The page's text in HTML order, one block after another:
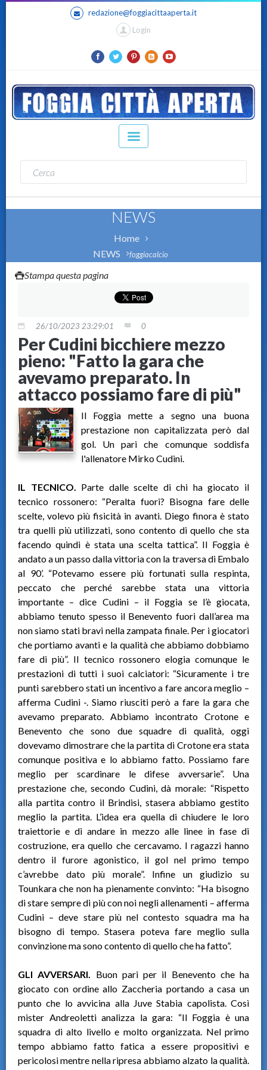
redazione@foggiacittaaperta.it
Login
NEWS
Home
NEWS
foggiacalcio
Stampa questa pagina
26/10/2023 23:29:01 0
Per Cudini bicchiere mezzo
pieno: "Fatto la gara che
avevamo preparato. In
attacco possiamo fare di più"
Il Foggia mette a segno una buona
prestazione non capitalizzata però dal
gol. Un pari che comunque soddisfa
l'allenatore Mirko Cudini.
IL TECNICO. Parte dalle scelte di chi ha giocato il
tecnico rossonero: “Peralta fuori? Bisogna fare delle
scelte, volevo più fisicità in avanti. Diego finora è stato
tra quelli più utilizzati, sono contento di quello che sta
facendo quindi è stata una scelta tattica”. Il Foggia è
andato a un passo dalla vittoria con la traversa di Embalo
al 90’. “Potevamo essere più fortunati sulla respinta,
peccato che perché sarebbe stata una vittoria
importante – dice Cudini – il Foggia se l’è giocata,
abbiamo tenuto spesso il Benevento fuori dall’area ma
non siamo stati bravi nella zampata finale. Per i giocatori
che portiamo avanti e la qualità che abbiamo dobbiamo
fare di più”. Il tecnico rossonero elogia comunque le
prestazioni di tutti i suoi calciatori: “Sicuramente i tre
punti sarebbero stati un incentivo a fare ancora meglio –
afferma Cudini -. Siamo riusciti però a fare la gara che
avevamo preparato. Abbiamo incontrato Crotone e
Benevento che sono due squadre di qualità, oggi
dovevamo dimostrare che la partita di Crotone era stata
comunque positiva e lo abbiamo fatto. Possiamo fare
meglio per scardinare le difese avversarie”. Una
prestazione che, secondo Cudini, dà morale: “Rispetto
alla partita contro il Brindisi, stasera abbiamo gestito
meglio la partita. L’idea era quella di chiudere le loro
traiettorie e di andare in mezzo alle linee in fase di
costruzione, era quello che cercavamo. I ragazzi hanno
dentro il furore agonistico, il gol nel primo tempo
c’avrebbe dato più morale”. Infine un giudizio su
Tounkara che non ha pienamente convinto: “Ha bisogno
di stare sempre di più con noi negli allenamenti – afferma
Cudini – deve stare più nel contesto squadra ma ha
bisogno di tempo. Stasera poteva fare meglio sulla
convinzione ma sono contento di quello che ha fatto”.
GLI AVVERSARI. Buon pari per il Benevento che ha
giocato con ordine allo Zaccheria portando a casa un
punto che lo avvicina alla Juve Stabia capolista. Così
mister Andreoletti analizza la gara: “Il Foggia è una
squadra di alto livello e molto organizzata. Nel primo
tempo abbiamo fatto fatica a essere propositivi e
pericolosi mentre nella ripresa abbiamo alzato la qualità.